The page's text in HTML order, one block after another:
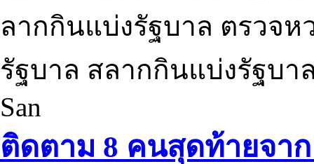
ลากกินแบ่งรัฐบาล ตรวจ
รัฐบาล สลากกินแบ่งรัฐบา
San
ติดตาม 8 คนสุดท้ายจาก